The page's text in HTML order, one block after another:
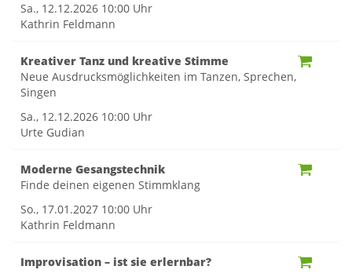
Sa., 12.12.2026 10:00 Uhr
Kathrin Feldmann
Kreativer Tanz und kreative Stimme
Neue Ausdrucksmöglichkeiten im Tanzen, Sprechen,
Singen
Sa., 12.12.2026 10:00 Uhr
Urte Gudian
Moderne Gesangstechnik
Finde deinen eigenen Stimmklang
So., 17.01.2027 10:00 Uhr
Kathrin Feldmann
Improvisation – ist sie erlernbar?